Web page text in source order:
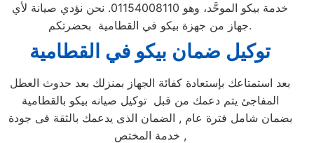
خدمة بيكو الموحَّد، وهو 01154008110. نحن نؤدي صيانة لأي
جهاز من جهزة بيكو في القطامية بحضرتكم.
توكيل ضمان بيكو في القطامية
بعد استمتاعك بإستعادة كفائة الجهاز بمنزلك بعد حدوث العطل
المفاجئ يتم دعمك من قبل توكيل صيانه بيكو بالقطامية
بضمان شامل فترة عام , الضمان الذى يدعمك بالثقة فى جودة
خدمة المختص ,